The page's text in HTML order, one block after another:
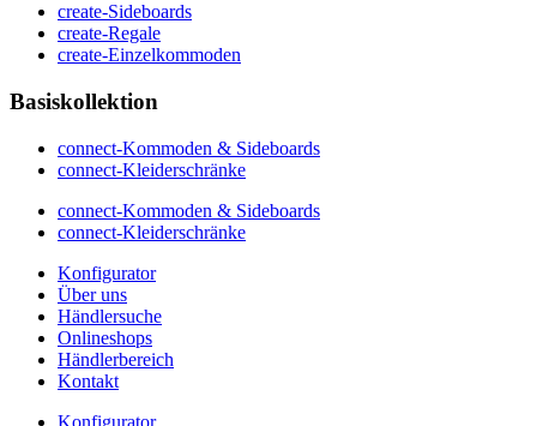
create-Sideboards
create-Regale
create-Einzelkommoden
Basiskollektion
connect-Kommoden & Sideboards
connect-Kleiderschränke
connect-Kommoden & Sideboards
connect-Kleiderschränke
Konfigurator
Über uns
Händlersuche
Onlineshops
Händlerbereich
Kontakt
Konfigurator